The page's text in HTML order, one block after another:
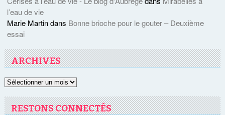
l’eau de vie
Marie Martindans Bonne brioche pour le gouter – Deuxième
essai
ARCHIVES
Archives
RESTONS CONNECTÉS